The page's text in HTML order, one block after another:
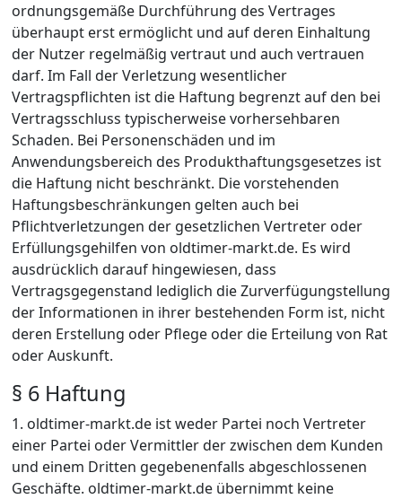
ordnungsgemäße Durchführung des Vertrages
überhaupt erst ermöglicht und auf deren Einhaltung
der Nutzer regelmäßig vertraut und auch vertrauen
darf. Im Fall der Verletzung wesentlicher
Vertragspflichten ist die Haftung begrenzt auf den bei
Vertragsschluss typischerweise vorhersehbaren
Schaden. Bei Personenschäden und im
Anwendungsbereich des Produkthaftungsgesetzes ist
die Haftung nicht beschränkt. Die vorstehenden
Haftungsbeschränkungen gelten auch bei
Pflichtverletzungen der gesetzlichen Vertreter oder
Erfüllungsgehilfen von oldtimer-markt.de. Es wird
ausdrücklich darauf hingewiesen, dass
Vertragsgegenstand lediglich die Zurverfügungstellung
der Informationen in ihrer bestehenden Form ist, nicht
deren Erstellung oder Pflege oder die Erteilung von Rat
oder Auskunft.
§ 6 Haftung
1. oldtimer-markt.de ist weder Partei noch Vertreter
einer Partei oder Vermittler der zwischen dem Kunden
und einem Dritten gegebenenfalls abgeschlossenen
Geschäfte. oldtimer-markt.de übernimmt keine